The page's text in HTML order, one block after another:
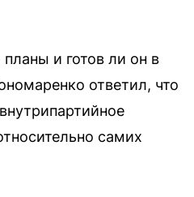
и готов ли он в
ответил, что
самих